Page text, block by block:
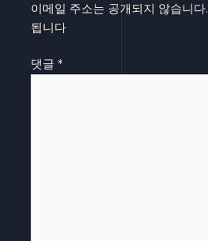
이메일 주소는 공개되지 않습니다.
됩니다
댓글 *